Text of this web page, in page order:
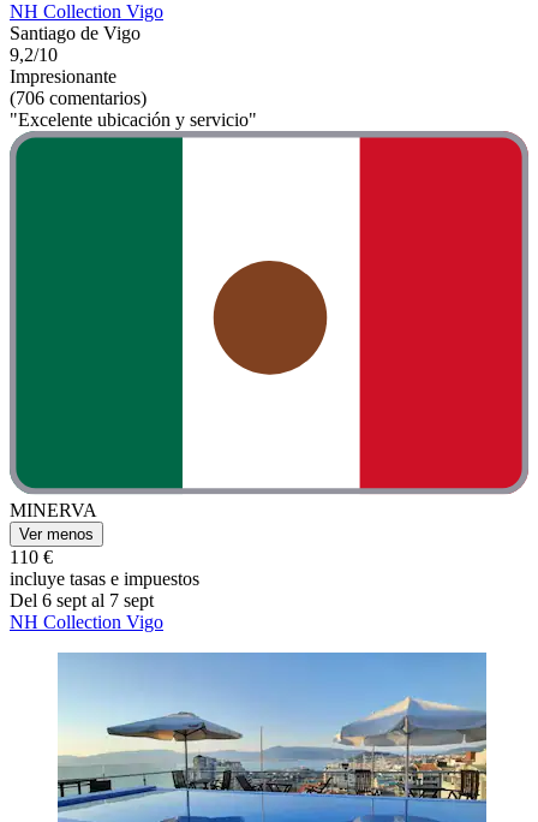
NH Collection Vigo
Santiago de Vigo
9,2/10
Impresionante
(706 comentarios)
"Excelente ubicación y servicio"
MINERVA
Ver menos
110 €
incluye tasas e impuestos
Del 6 sept al 7 sept
NH Collection Vigo